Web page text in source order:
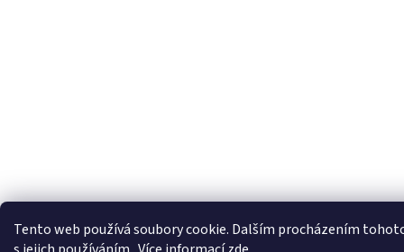
Tento web používá soubory cookie. Dalším procházením